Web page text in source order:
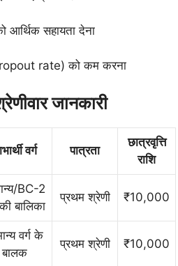
आर्थिक सहायता देना
rate) को कम करना
जानकारी
वर्ग पात्रता
छात्रवृत्ति
राशि
BC-2
बालिका
प्रथम श्रेणी ₹10,000
वर्ग के
बालक
प्रथम श्रेणी ₹10,000